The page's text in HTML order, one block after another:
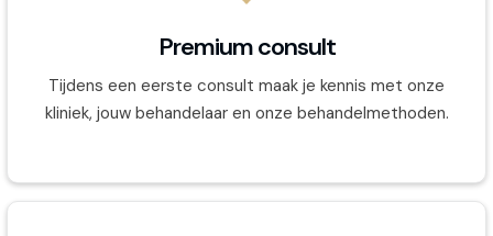
Premium consult
Tijdens een eerste consult maak je kennis met onze
kliniek, jouw behandelaar en onze behandelmethoden.